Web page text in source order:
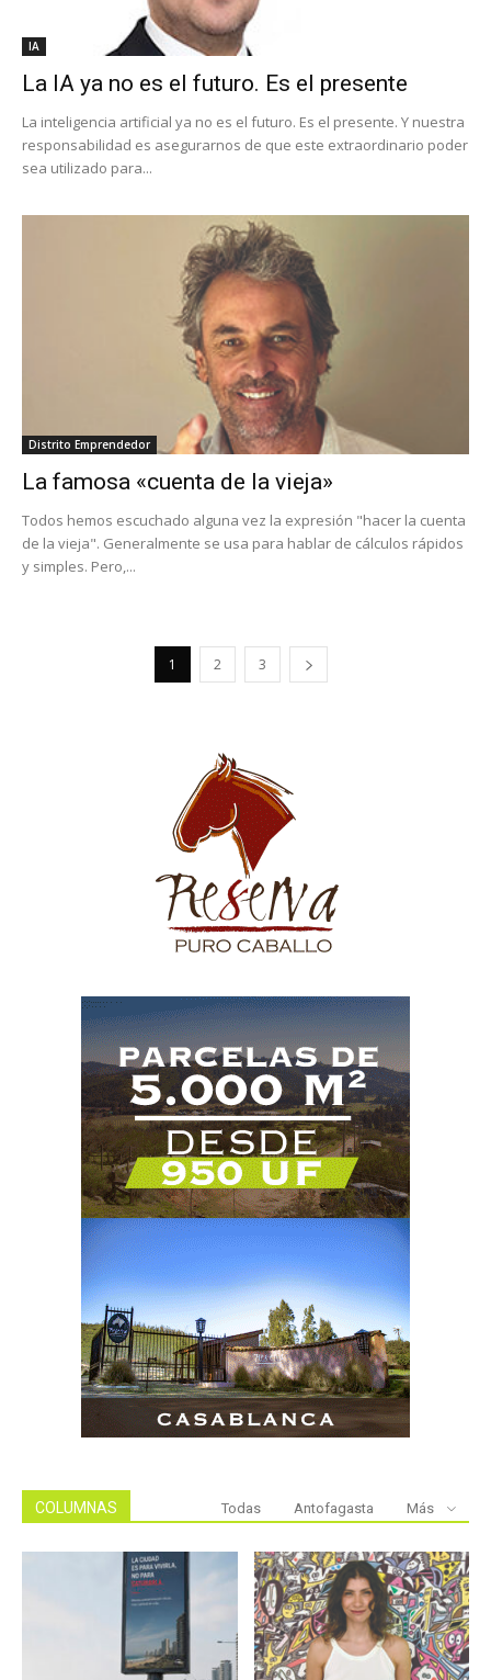
IA
La IA ya no es el futuro. Es el presente
La inteligencia artificial ya no es el futuro. Es el presente. Y nuestra
responsabilidad es asegurarnos de que este extraordinario poder
sea utilizado para...
Distrito Emprendedor
La famosa «cuenta de la vieja»
Todos hemos escuchado alguna vez la expresión "hacer la cuenta
de la vieja". Generalmente se usa para hablar de cálculos rápidos
y simples. Pero,...
1 2 3
COLUMNAS Todas Antofagasta Más